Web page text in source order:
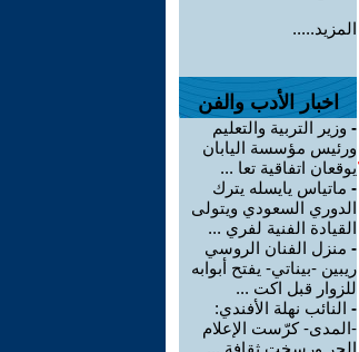
المزيد.....
اخبار الأدب والفن
- وزير التربية والتعليم
ورئيس مؤسسة اليابان
يوقعان اتفاقية تعا ...
- ماتياس يايسله يترك
الدوري السعودي ويتولى
القيادة الفنية لفري ...
- منزل الفنان الروسي
ريبين -بيناتي- يفتح أبوابه
للزوار قبل اكت ...
- النائب نهلة الأفندي:
-المدى- كرّست الإعلام
الحر ورسخت ثقافة ...